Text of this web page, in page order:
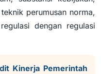
perumusan norma,
dengan regulasi
Kinerja Pemerintah